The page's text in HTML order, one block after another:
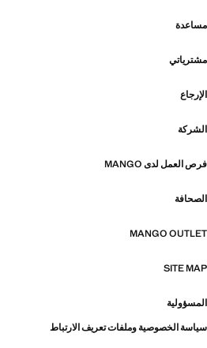
مساعدة
مشترياتي
الإرجاع
الشركة
فرص العمل لدى MANGO
الصحافة
MANGO OUTLET
SITE MAP
المسؤولية
سياسة الخصوصية وملفات تعريف الارتباط